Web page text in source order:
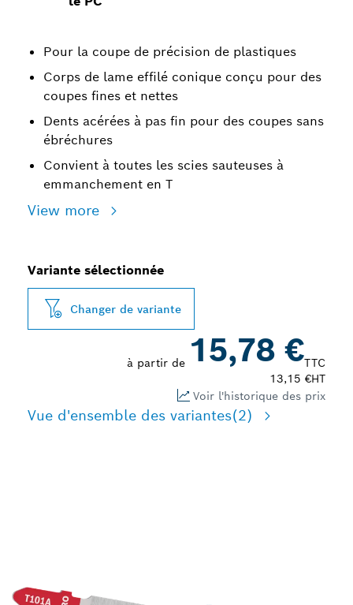
Pour la coupe de précision de plastiques
Corps de lame effilé conique conçu pour des
coupes fines et nettes
Dents acérées à pas fin pour des coupes sans
ébréchures
Convient à toutes les scies sauteuses à
emmanchement en T
View more
Variante sélectionnée
Changer de variante
à partir de 15,78 €TTC
13,15 €HT
Voir l'historique des prix
Vue d'ensemble des variantes(2)